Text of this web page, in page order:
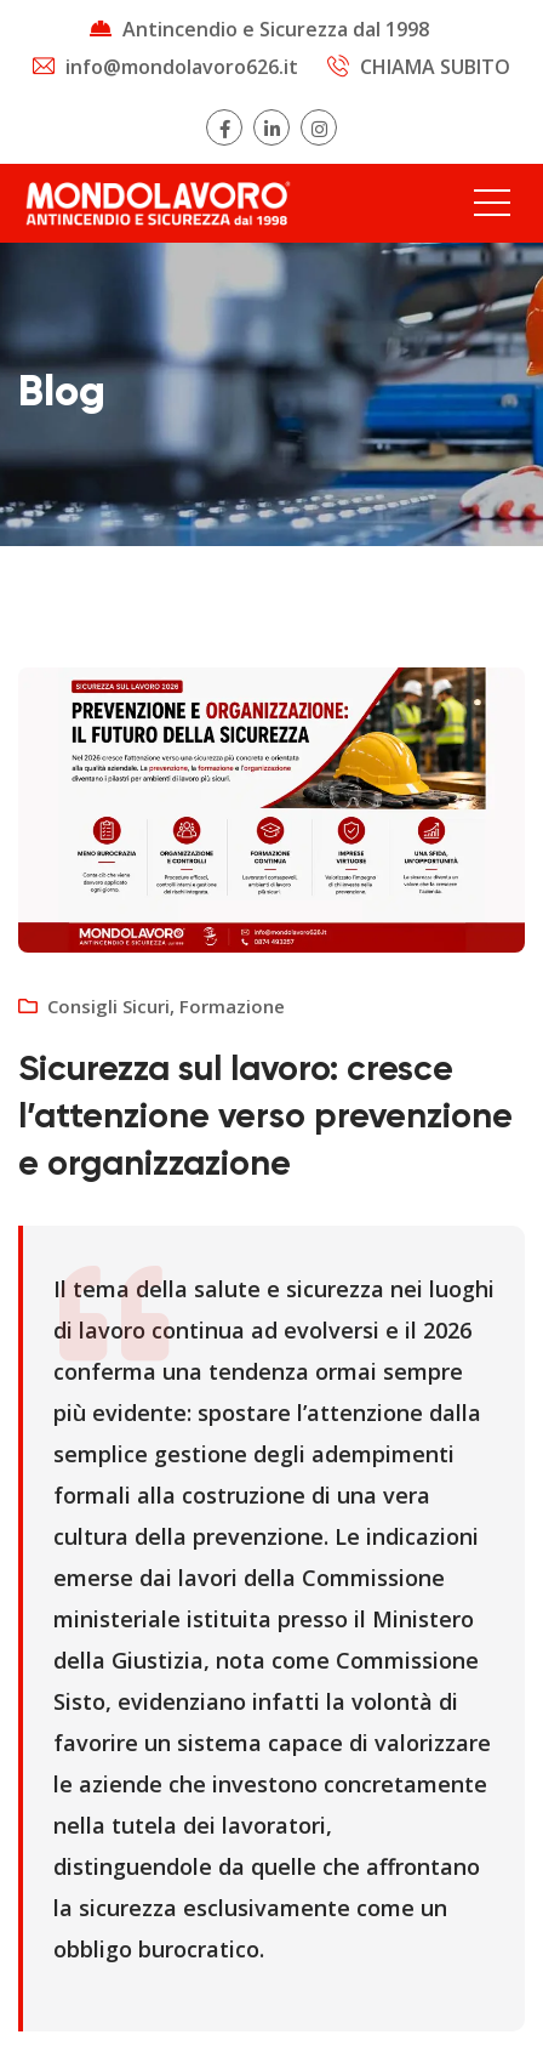
Antincendio e Sicurezza dal 1998
info@mondolavoro626.it
CHIAMA SUBITO
Blog
Consigli Sicuri, Formazione
Sicurezza sul lavoro: cresce
l’attenzione verso prevenzione
e organizzazione
Il tema della salute e sicurezza nei luoghi
di lavoro continua ad evolversi e il 2026
conferma una tendenza ormai sempre
più evidente: spostare l’attenzione dalla
semplice gestione degli adempimenti
formali alla costruzione di una vera
cultura della prevenzione. Le indicazioni
emerse dai lavori della Commissione
ministeriale istituita presso il Ministero
della Giustizia, nota come Commissione
Sisto, evidenziano infatti la volontà di
favorire un sistema capace di valorizzare
le aziende che investono concretamente
nella tutela dei lavoratori,
distinguendole da quelle che affrontano
la sicurezza esclusivamente come un
obbligo burocratico.